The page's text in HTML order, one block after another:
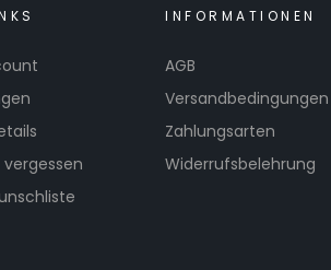
vergessen
INFORMATIONEN
AGB
Versandbedingungen
Zahlungsarten
Widerrufsbelehrung